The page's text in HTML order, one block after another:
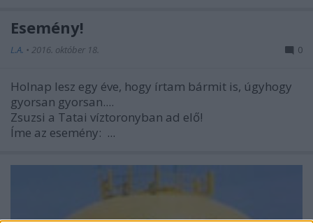
Esemény!
L.A. • 2016. október 18. 0
Holnap lesz egy éve, hogy írtam bármit is, úgyhogy
gyorsan gyorsan....
Zsuzsi a Tatai víztoronyban ad elő!
Íme az esemény: ...